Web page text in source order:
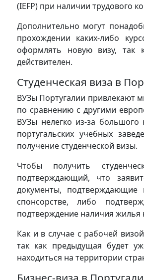
(IEFP) при наличии трудового
Дополнительно могут
прохождении каких-либо
оформлять новую визу, так
действителен.
Студенческая виза в
ВУЗы Португалии привлекают
по сравнению с другими
ВУЗы нелегко из-за
португальских учебных
получение студенческой визы.
Чтобы получить
подтверждающий, что
документы,
спонсорстве, либо
подтверждение наличия жилья
Как и в случае с рабочей
так как предыдущая будет
находиться на территории